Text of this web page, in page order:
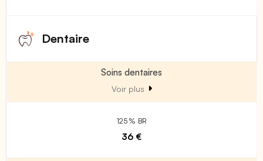
Dentaire
Soins dentaires
Voir plus
125 % BR
36 €